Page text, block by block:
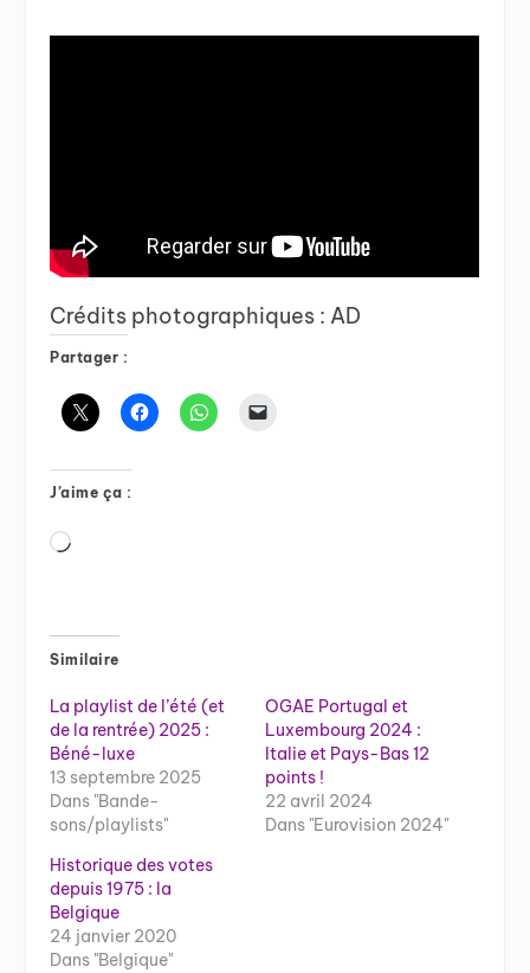
Crédits photographiques : AD
Partager :
J’aime ça :
Chargement…
Similaire
La playlist de l’été (et
de la rentrée) 2025 :
Béné-luxe
13 septembre 2025
Dans "Bande-
sons/playlists"
OGAE Portugal et
Luxembourg 2024 :
Italie et Pays-Bas 12
points !
22 avril 2024
Dans "Eurovision 2024"
Historique des votes
depuis 1975 : la
Belgique
24 janvier 2020
Dans "Belgique"